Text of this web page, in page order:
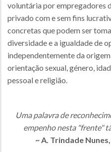
voluntária por empregadores
privado com e sem fins
concretas que podem ser
diversidade e a igualdade de
independentemente da
orientação sexual, género,
pessoal e religião.
Uma palavra de
empenho nesta "frente"
~ A. Trindade